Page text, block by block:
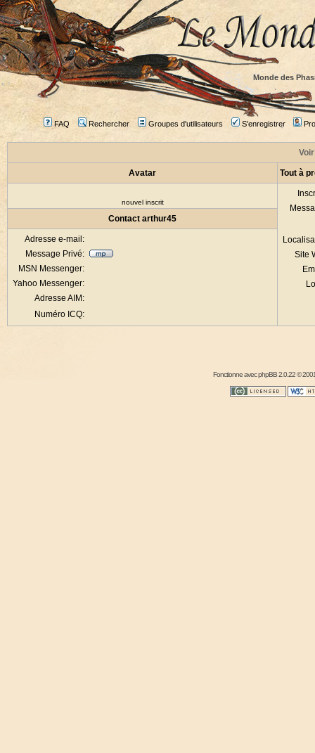
Monde des
FAQ Rechercher Groupes d'utilisateurs S'enregistrer
Avatar Tout à
nouvel inscrit
Site
Contact arthur45
Adresse e-mail:
Message Privé:
MSN Messenger:
Yahoo Messenger:
Adresse AIM:
Numéro ICQ:
Fonctionne avecphpBB2.0.22 ©